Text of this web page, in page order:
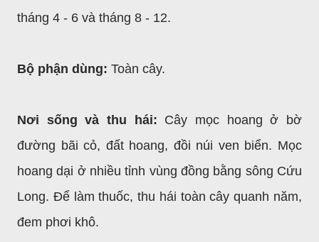
tháng 4 - 6 và tháng 8 - 12.
Bộ phận dùng: Toàn cây.
Nơi sống và thu hái: Cây mọc hoang ở bờ
đường bãi cỏ, đất hoang, đồi núi ven biển. Mọc
hoang dại ở nhiều tỉnh vùng đồng bằng sông Cứu
Long. Để làm thuốc, thu hái toàn cây quanh năm,
đem phơi khô.